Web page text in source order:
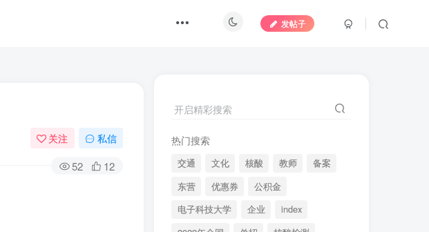
发帖子
关注 私信
52 12
开启精彩搜索
热门搜索
交通 文化 核酸 教师
备案
东营
优惠券
公积金
电子科技大学
企业
index